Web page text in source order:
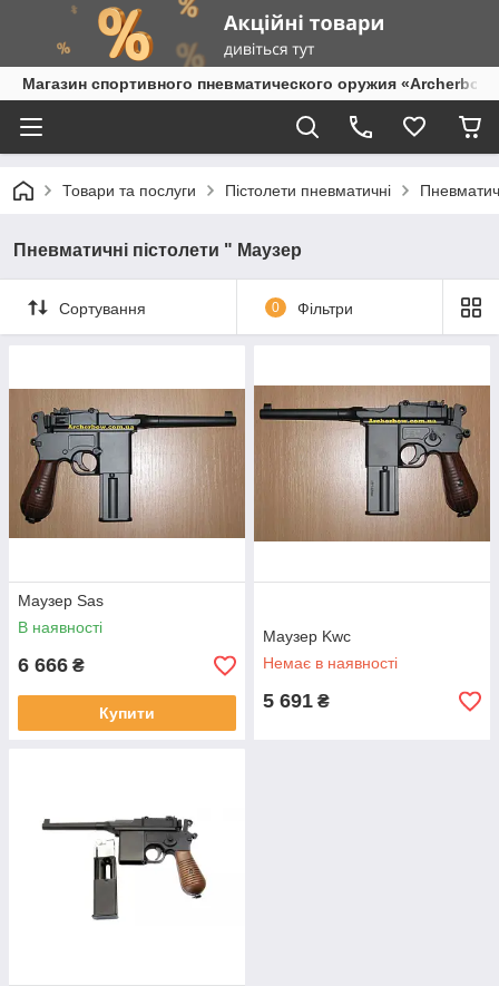
Магазин спортивного пневматического оружия
Товари та послуги Пістолети пневматичні
Пневматичні пістолети " Маузер
Сортування 0 Фільтри
Маузер Sas
В наявності
6 666 ₴
Купити
Маузер Kwc
Немає в наявності
5 691 ₴